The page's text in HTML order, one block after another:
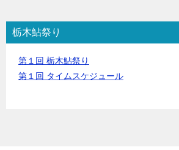
栃木鮎祭り
第１回 栃木鮎祭り
第１回 タイムスケジュール